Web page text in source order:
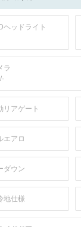
ヘッドライト
ラ
リアゲート
エアロ
ダウン
地仕様